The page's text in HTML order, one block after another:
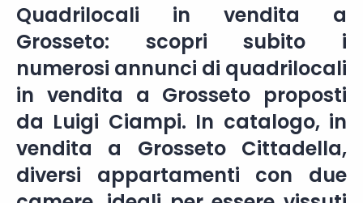
Quadrilocali in vendita a
Grosseto: scopri subito i
numerosi annunci di quadrilocali
in vendita a Grosseto proposti
da Luigi Ciampi. In catalogo, in
vendita a Grosseto Cittadella,
diversi appartamenti con due